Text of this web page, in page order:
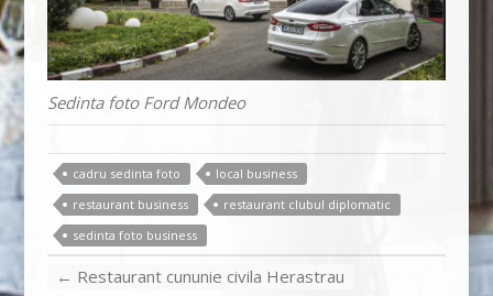
Sedinta foto Ford Mondeo
cadru sedinta foto
local business
restaurant business
restaurant clubul diplomatic
sedinta foto business
← Restaurant cununie civila Herastrau